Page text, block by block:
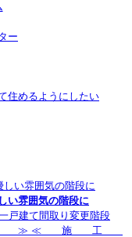
ー
住めるようにしたい
い雰囲気の階段に
戸建て間取り変更階段
工 前 ≫ ≪ 施 工